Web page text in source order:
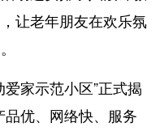
让老年朋友在欢乐氛
家示范小区”正式揭
品优、网络快、服务